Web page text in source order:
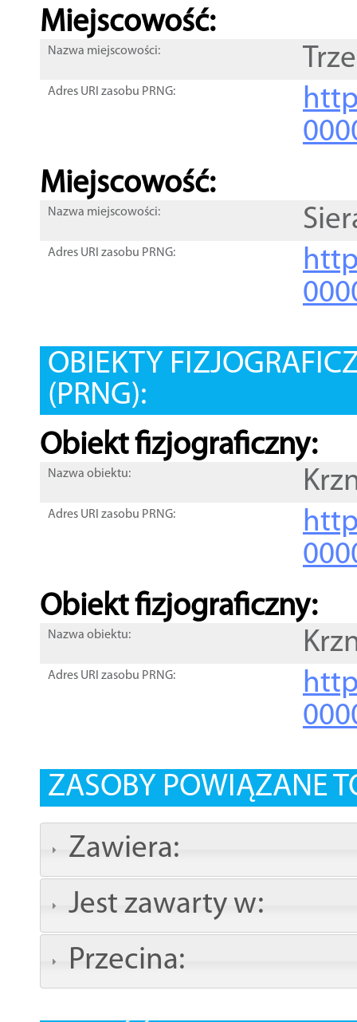
Miejscowość:
Nazwa miejscowości:
Adres URI zasobu PRNG:
Miejscowość:
Nazwa miejscowości:
Adres URI zasobu PRNG:
OBIEKTY
(PRNG):
Obiekt fizjograficzny:
Nazwa obiektu:
Adres URI zasobu PRNG:
Obiekt fizjograficzny:
Nazwa obiektu:
Adres URI zasobu PRNG:
ZASOBY POWIĄZANE
Zawiera:
Jest zawarty w:
Przecina: